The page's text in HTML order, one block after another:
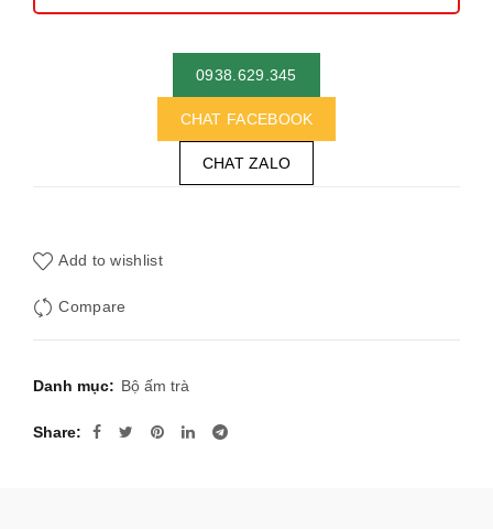
0938.629.345
CHAT FACEBOOK
CHAT ZALO
Add to wishlist
Compare
Danh mục: Bộ ấm trà
Share